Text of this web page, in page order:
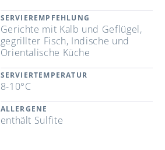
SERVIEREMPFEHLUNG
Gerichte mit Kalb und Geflügel,
gegrillter Fisch, Indische und
Orientalische Küche
SERVIERTEMPERATUR
8-10°C
ALLERGENE
enthält Sulfite